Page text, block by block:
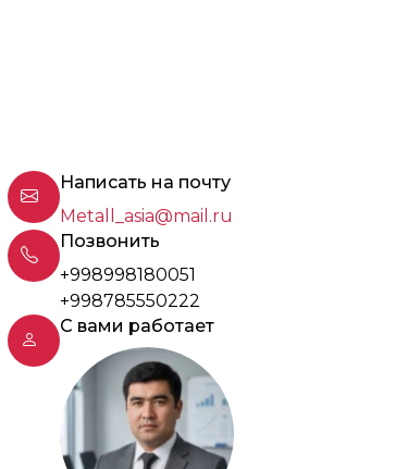
Написать на почту
Metall_asia@mail.ru
Позвонить
+998998180051
+998785550222
С вами работает